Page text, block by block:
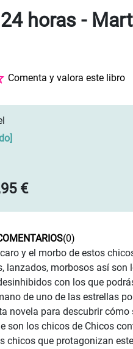
horas -
Comenta y valora este libro
]
€
(0)
y el morbo de estos
lanzados, morbosos así son
con los que
de uno de las estrellas
novela para descubrir
son los chicos de Chicos
chicos que protagonizan